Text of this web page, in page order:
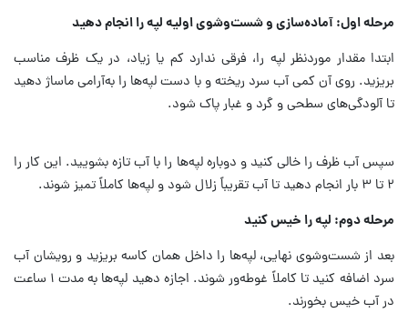
مرحله اول: آماده‌سازی و شست‌وشوی اولیه لپه را انجام دهید
ابتدا مقدار موردنظر لپه را، فرقی ندارد کم یا زیاد، در یک ظرف مناسب
بریزید. روی آن کمی آب سرد ریخته و با دست لپه‌ها را به‌آرامی ماساژ دهید
تا آلودگی‌های سطحی و گرد و غبار پاک شود.
سپس آب ظرف را خالی کنید و دوباره لپه‌ها را با آب تازه بشویید. این کار را
۲ تا ۳ بار انجام دهید تا آب تقریباً زلال شود و لپه‌ها کاملاً تمیز شوند.
مرحله دوم: لپه را خیس کنید
بعد از شست‌وشوی نهایی، لپه‌ها را داخل همان کاسه بریزید و رویشان آب
سرد اضافه کنید تا کاملاً غوطه‌ور شوند. اجازه دهید لپه‌ها به‌ مدت ۱ ساعت
در آب خیس بخورند.